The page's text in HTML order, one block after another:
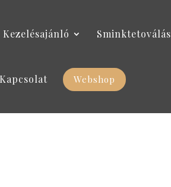
Kezelésajánló Sminktetoválás
Kapcsolat Webshop